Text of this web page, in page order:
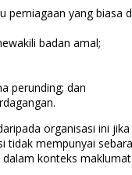
perniagaan yang biasa
badan amal;
perunding; dan
organisasi ini
tidak mempunyai
konteks